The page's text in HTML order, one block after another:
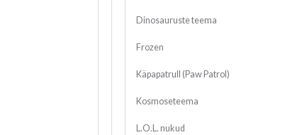
Dinosauruste teema
Frozen
Käpapatrull (Paw Patrol)
Kosmoseteema
L.O.L. nukud